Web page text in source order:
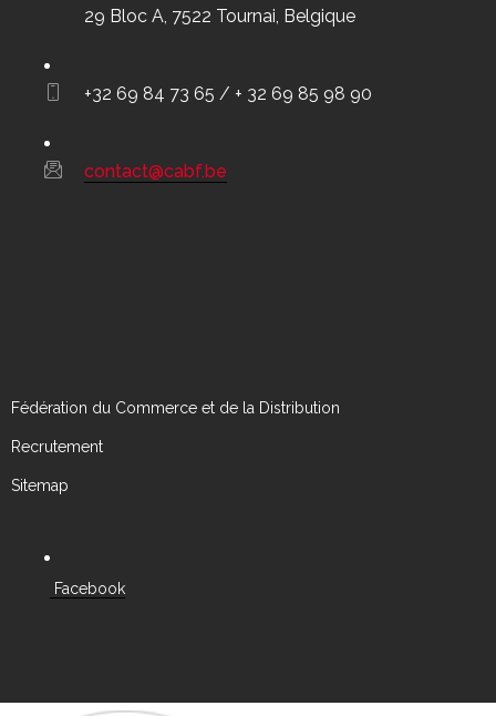
29 Bloc A, 7522 Tournai, Belgique
+32 69 84 73 65 / + 32 69 85 98 90
contact@cabf.be
Fédération du Commerce et de la Distribution
Recrutement
Sitemap
Facebook